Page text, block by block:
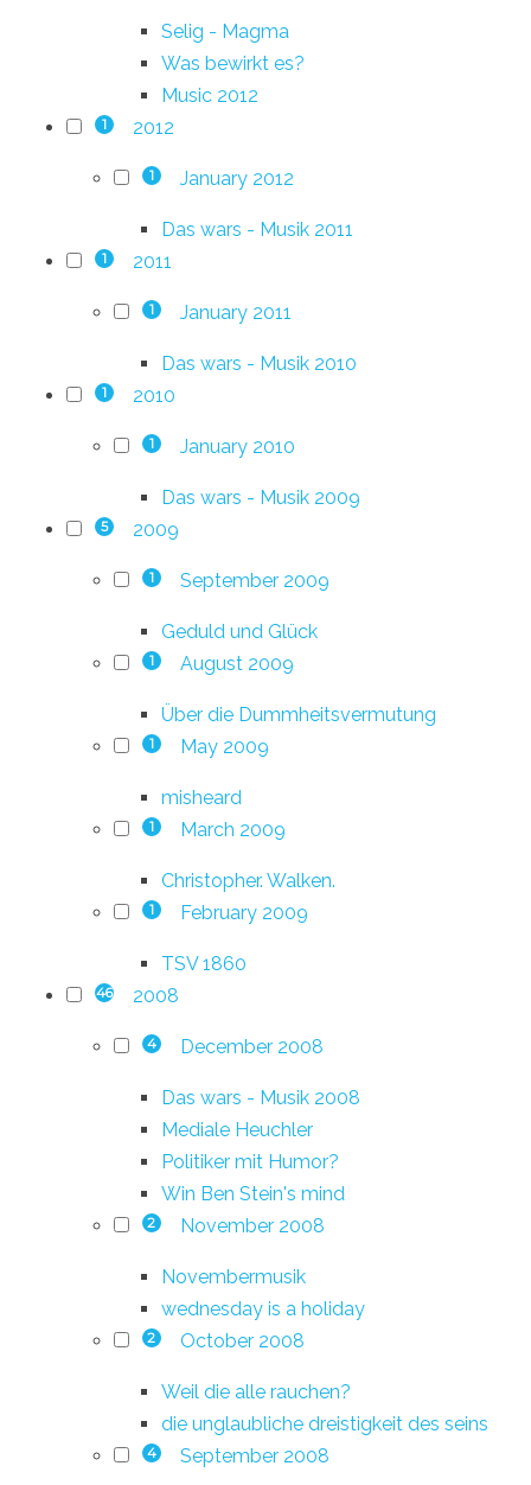
Selig - Magma
Was bewirkt es?
Music 2012
1 2012
1 January 2012
Das wars - Musik 2011
1 2011
1 January 2011
Das wars - Musik 2010
1 2010
1 January 2010
Das wars - Musik 2009
5 2009
1 September 2009
Geduld und Glück
1 August 2009
Über die Dummheitsvermutung
1 May 2009
misheard
1 March 2009
Christopher. Walken.
1 February 2009
TSV 1860
46 2008
4 December 2008
Das wars - Musik 2008
Mediale Heuchler
Politiker mit Humor?
Win Ben Stein's mind
2 November 2008
Novembermusik
wednesday is a holiday
2 October 2008
Weil die alle rauchen?
die unglaubliche dreistigkeit des seins
4 September 2008